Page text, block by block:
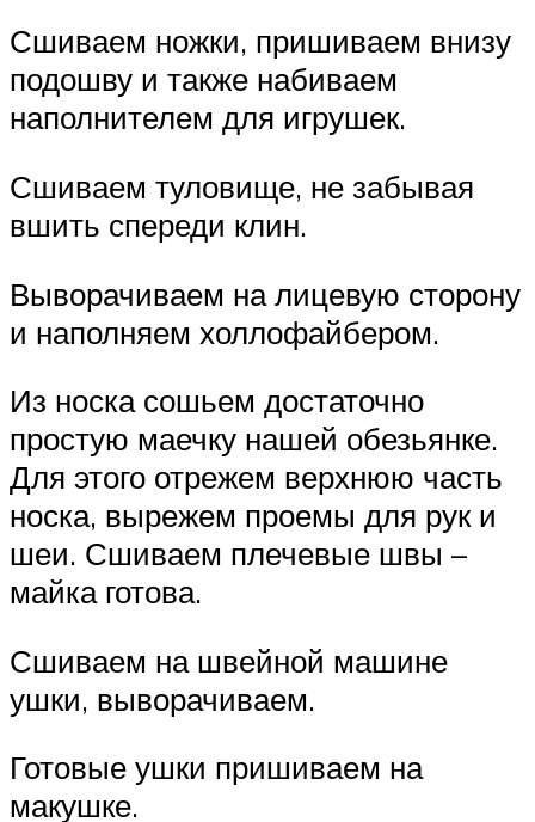
Сшиваем ножки, пришиваем внизу
подошву и также набиваем
наполнителем для игрушек.
Сшиваем туловище, не забывая
вшить спереди клин.
Выворачиваем на лицевую сторону
и наполняем холлофайбером.
Из носка сошьем достаточно
простую маечку нашей обезьянке.
Для этого отрежем верхнюю часть
носка, вырежем проемы для рук и
шеи. Сшиваем плечевые швы –
майка готова.
Сшиваем на швейной машине
ушки, выворачиваем.
Готовые ушки пришиваем на
макушке.